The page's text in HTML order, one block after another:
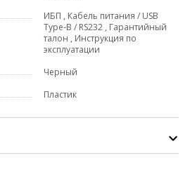
ИБП , Кабель питания / USB
Type-B / RS232 , Гарантийный
талон , Инструкция по
эксплуатации
Черный
Пластик